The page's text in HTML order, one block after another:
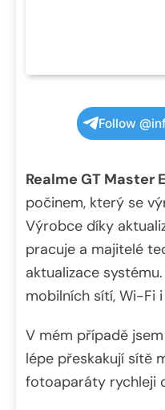
Follow
Realme GT Master
počinem, který se
Výrobce díky
pracuje a majitelé
aktualizace
mobilních sítí, Wi-Fi
V mém případě
lépe přeskakují sítě
fotoaparáty rychleji